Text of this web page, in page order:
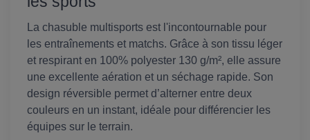
La chasuble multisports est l'incontournable pour
les entraînements et matchs. Grâce à son tissu léger
et respirant en 100% polyester 130 g/m², elle assure
une excellente aération et un séchage rapide. Son
design réversible permet d’alterner entre deux
couleurs en un instant, idéale pour différencier les
équipes sur le terrain.